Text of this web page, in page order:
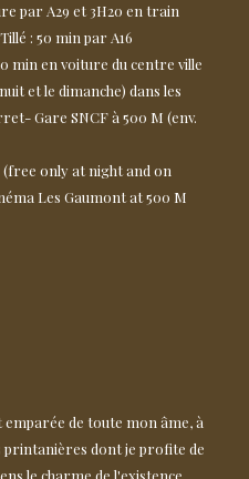
par A29 et 3H20 en train
: 50 min par A16
min en voiture du centre ville
et le dimanche) dans les
Gare SNCF à 500 M (env.
only at night and on
Les Gaumont at 500 M
de toute mon âme, à
printanières dont je profite de
le charme de l'existence.